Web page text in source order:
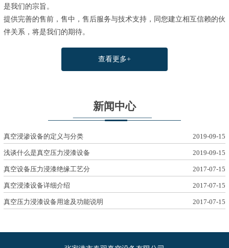
是我们的宗旨。
提供完善的售前，售中，售后服务与技术支持，同您建立相互信赖的伙
伴关系，将是我们的期待。
查看更多+
新闻中心
真空浸渗设备的定义与分类 2019-09-15
浅谈什么是真空压力浸漆设备 2019-09-15
真空设备压力浸漆绝缘工艺分 2017-07-15
真空浸漆设备详细介绍 2017-07-15
真空压力浸漆设备用途及功能说明 2017-07-15